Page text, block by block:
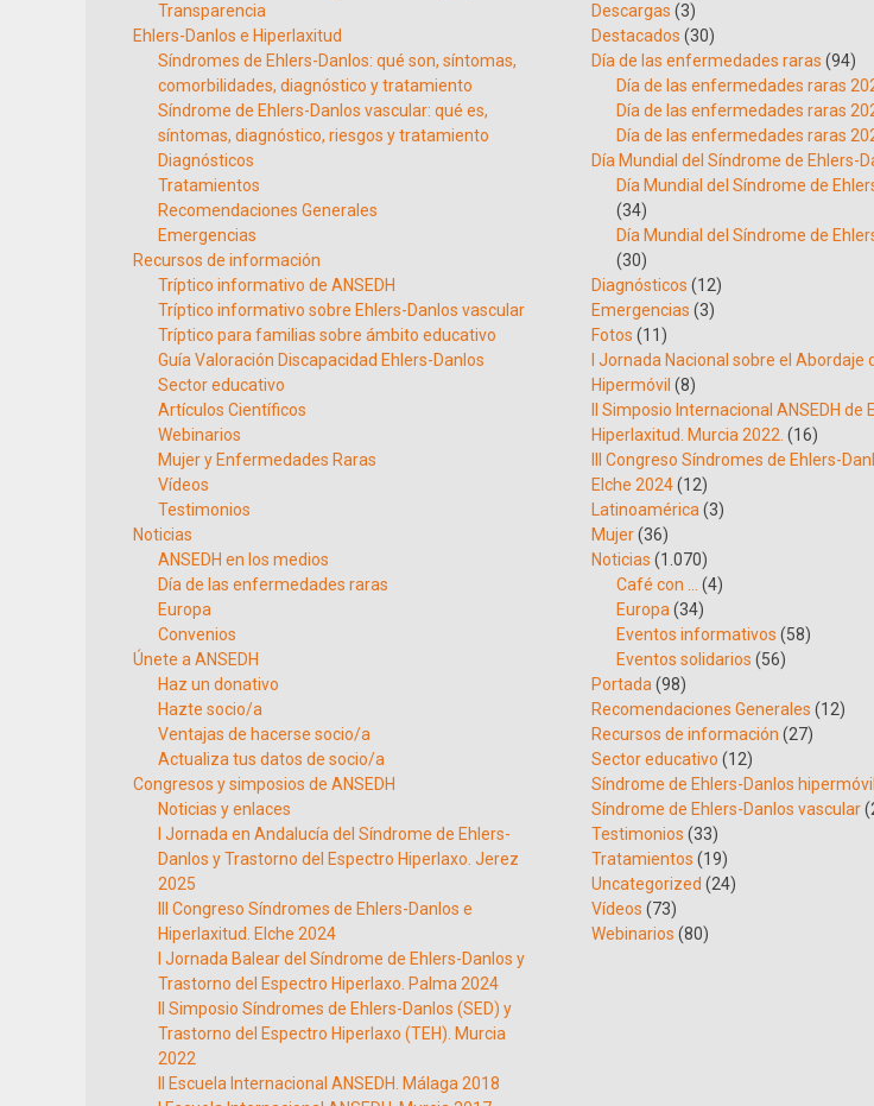
Transparencia
Ehlers-Danlos e Hiperlaxitud
Síndromes de Ehlers-Danlos: qué son, síntomas,
comorbilidades, diagnóstico y tratamiento
Síndrome de Ehlers-Danlos vascular: qué es,
síntomas, diagnóstico, riesgos y tratamiento
Diagnósticos
Tratamientos
Recomendaciones Generales
Emergencias
Recursos de información
Tríptico informativo de ANSEDH
Tríptico informativo sobre Ehlers-Danlos vascular
Tríptico para familias sobre ámbito educativo
Guía Valoración Discapacidad Ehlers-Danlos
Sector educativo
Artículos Científicos
Webinarios
Mujer y Enfermedades Raras
Vídeos
Testimonios
Noticias
ANSEDH en los medios
Día de las enfermedades raras
Europa
Convenios
Únete a ANSEDH
Haz un donativo
Hazte socio/a
Ventajas de hacerse socio/a
Actualiza tus datos de socio/a
Congresos y simposios de ANSEDH
Noticias y enlaces
I Jornada en Andalucía del Síndrome de Ehlers-
Danlos y Trastorno del Espectro Hiperlaxo. Jerez
2025
III Congreso Síndromes de Ehlers-Danlos e
Hiperlaxitud. Elche 2024
I Jornada Balear del Síndrome de Ehlers-Danlos y
Trastorno del Espectro Hiperlaxo. Palma 2024
II Simposio Síndromes de Ehlers-Danlos (SED) y
Trastorno del Espectro Hiperlaxo (TEH). Murcia
2022
II Escuela Internacional ANSEDH. Málaga 2018
Descargas (3)
Destacados (30)
Día de las enfermedades raras (94)
Día de las enfermedades raras
Día de las enfermedades raras
Día de las enfermedades raras
Día Mundial del Síndrome de Ehlers-
Día Mundial del Síndrome de
(34)
Día Mundial del Síndrome de
(30)
Diagnósticos (12)
Emergencias (3)
Fotos (11)
I Jornada Nacional sobre el Abordaje
Hipermóvil (8)
II Simposio Internacional ANSEDH de
Hiperlaxitud. Murcia 2022. (16)
III Congreso Síndromes de Ehlers-
Elche 2024(12)
Latinoamérica (3)
Mujer(36)
Noticias (1.070)
Café con …
(4)
Europa (34)
Eventos informativos (58)
Eventos solidarios (56)
Portada (98)
Recomendaciones Generales (12)
Recursos de información (27)
Sector educativo (12)
Síndrome de Ehlers-Danlos hipermóvil
Síndrome de Ehlers-Danlos vascular
Testimonios (33)
Tratamientos (19)
Uncategorized (24)
Vídeos (73)
Webinarios (80)